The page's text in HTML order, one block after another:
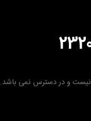
نیست و در دسترس نمی باشد.